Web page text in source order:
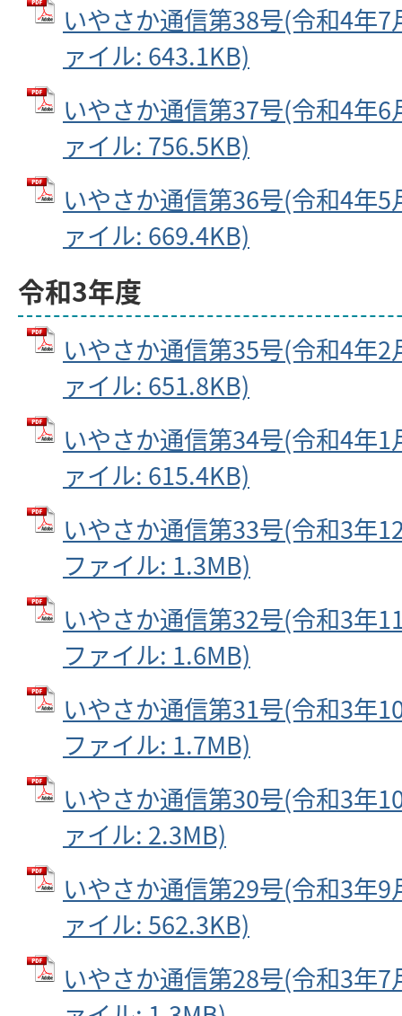
いやさか通信第38号(令和4年7
ァイル: 643.1KB)
いやさか通信第37号(令和4年6
ァイル: 756.5KB)
いやさか通信第36号(令和4年5
ァイル: 669.4KB)
令和3年度
いやさか通信第35号(令和4年2
ァイル: 651.8KB)
いやさか通信第34号(令和4年1
ァイル: 615.4KB)
いやさか通信第33号(令和3年
ファイル: 1.3MB)
いやさか通信第32号(令和3年
ファイル: 1.6MB)
いやさか通信第31号(令和3年
ファイル: 1.7MB)
いやさか通信第30号(令和3年
ァイル: 2.3MB)
いやさか通信第29号(令和3年9
ァイル: 562.3KB)
いやさか通信第28号(令和3年7